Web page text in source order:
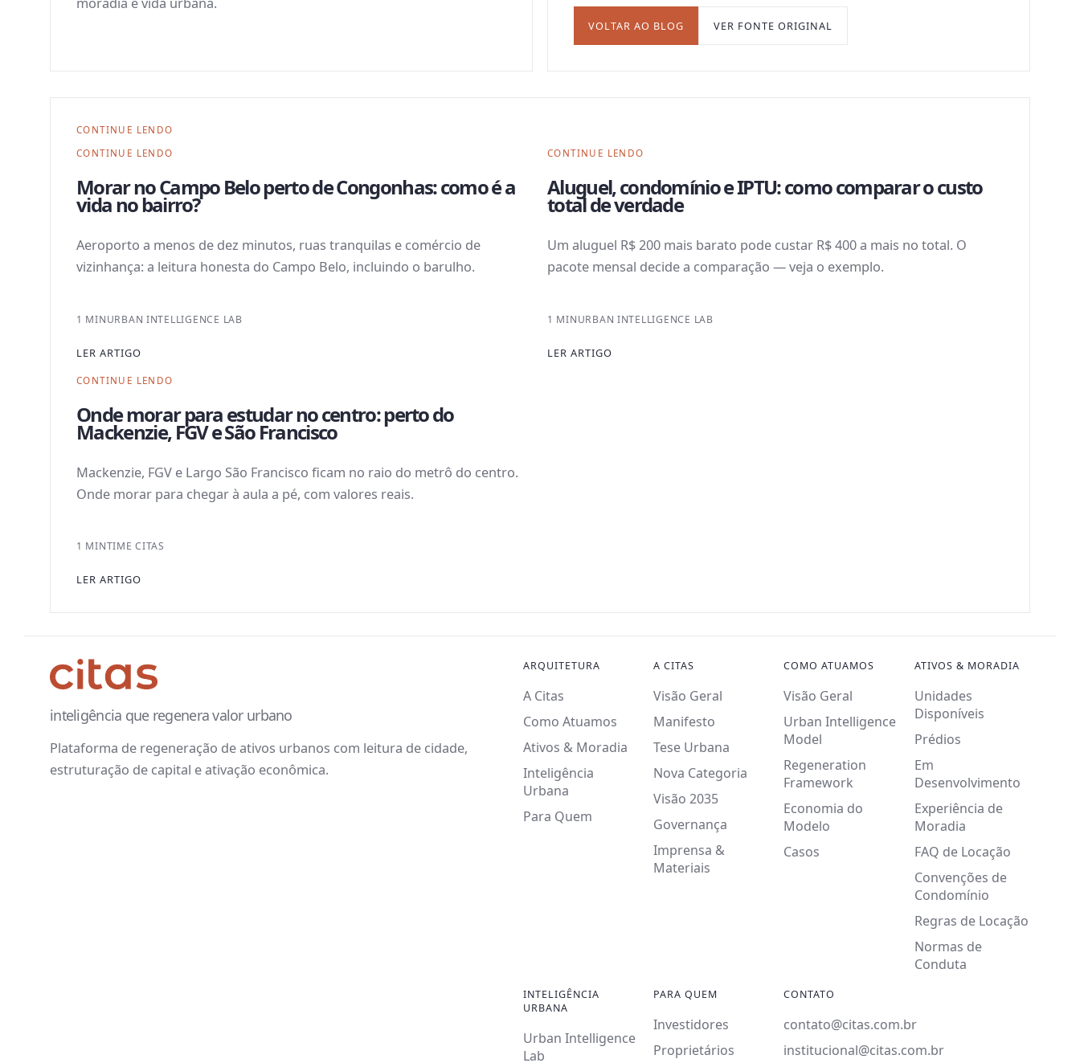
VOLTAR AO BLOG VER FONTE ORIGINAL
CONTINUE LENDO
CONTINUE LENDO
Morar no Campo Belo perto de Congonhas: como é a
vida no bairro?
Aeroporto a menos de dez minutos, ruas tranquilas e comércio de
vizinhança: a leitura honesta do Campo Belo, incluindo o barulho.
1 MINURBAN INTELLIGENCE LAB
LER ARTIGO
CONTINUE LENDO
Aluguel, condomínio e IPTU: como comparar o custo
total de verdade
Um aluguel R$ 200 mais barato pode custar R$ 400 a mais no total. O
pacote mensal decide a comparação — veja o exemplo.
1 MINURBAN INTELLIGENCE LAB
LER ARTIGO
CONTINUE LENDO
Onde morar para estudar no centro: perto do
Mackenzie, FGV e São Francisco
Mackenzie, FGV e Largo São Francisco ficam no raio do metrô do centro.
Onde morar para chegar à aula a pé, com valores reais.
1 MINTIME CITAS
LER ARTIGO
inteligência que regenera valor urbano
Plataforma de regeneração de ativos urbanos com leitura de cidade,
estruturação de capital e ativação econômica.
ARQUITETURA
A Citas
Como Atuamos
Ativos & Moradia
Inteligência
Urbana
Para Quem
A CITAS
Visão Geral
Manifesto
Tese Urbana
Nova Categoria
Visão 2035
Governança
Imprensa &
Materiais
COMO ATUAMOS
Visão Geral
Urban Intelligence
Model
Regeneration
Framework
Economia do
Modelo
Casos
ATIVOS & MORADIA
Unidades
Disponíveis
Prédios
Em
Desenvolvimento
Experiência de
Moradia
FAQ de Locação
Convenções de
Condomínio
Regras de Locação
Normas de
Conduta
INTELIGÊNCIA
URBANA
Urban Intelligence
Lab
PARA QUEM
Investidores
Proprietários
CONTATO
contato@citas.com.br
institucional@citas.com.br